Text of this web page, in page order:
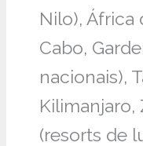
Nilo), África
Cabo,
nacionais),
Kilimanjaro,
(resorts de